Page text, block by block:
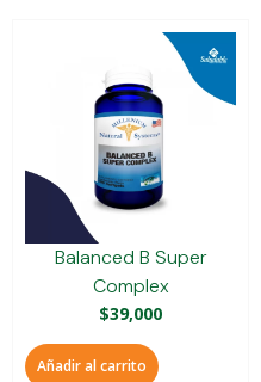
Balanced B Super
Complex
$39,000
Añadir al carrito